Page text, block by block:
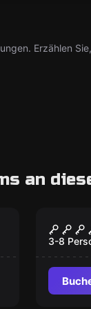
Erzählen
an
3-8